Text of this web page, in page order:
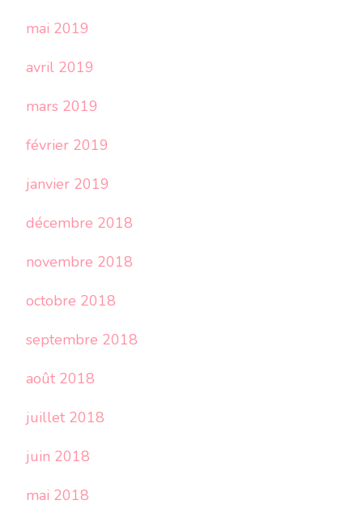
mai 2019
avril 2019
mars 2019
février 2019
janvier 2019
décembre 2018
novembre 2018
octobre 2018
septembre 2018
août 2018
juillet 2018
juin 2018
mai 2018